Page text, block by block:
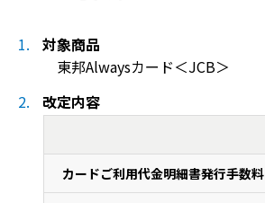
対象商品
東邦Alwaysカード＜JCB＞
改定内容
カードご利用代金明細書発行手数料